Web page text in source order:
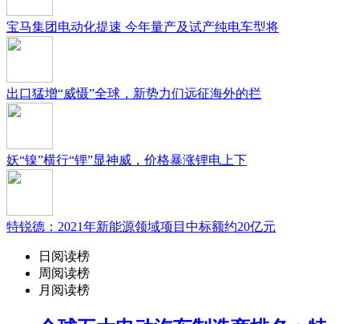
宝马集团电动化提速 今年量产及试产纯电车型将
出口猛增“威慑”全球，新势力们远征海外的拦
妖“镍”横行“锂”显神威，价格暴涨锂电上下
特锐德：2021年新能源领域项目中标额约20亿元
日阅读榜
周阅读榜
月阅读榜